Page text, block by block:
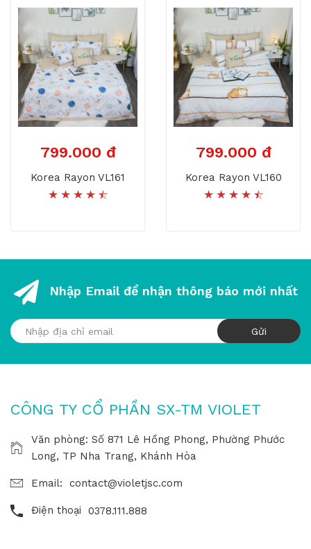
799.000 đ
Korea Rayon VL161
799.000 đ
Korea Rayon VL160
Nhập Email để nhận thông báo mới nhất
CÔNG TY CỔ PHẦN SX-TM VIOLET
Văn phòng: Số 871 Lê Hồng Phong, Phường Phước
Long, TP Nha Trang, Khánh Hòa
Email: contact@violetjsc.com
Điện thoại 0378.111.888